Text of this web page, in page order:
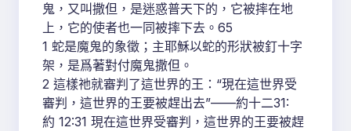
鬼，又叫撒但，是迷惑普天下的，它被摔在地
上，它的使者也一同被摔下去。65
1 蛇是魔鬼的象徵；主耶穌以蛇的形狀被釘十字
架，是爲著對付魔鬼撒但。
2 這樣祂就審判了這世界的王：“現在這世界受
審判，這世界的王要被趕出去”——約十二31:
約 12:31 現在這世界受審判，這世界的王要被趕